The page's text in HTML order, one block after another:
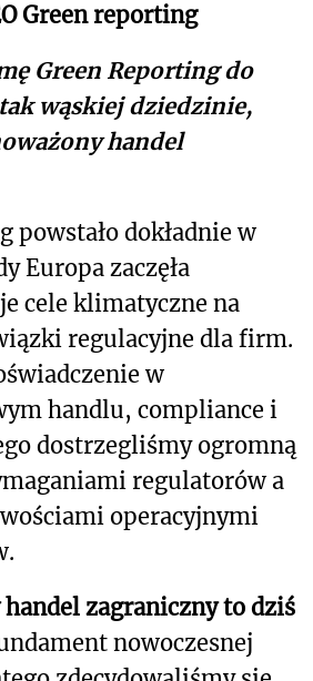
Green reporting
Green Reporting do
wąskiej dziedzinie,
handel
powstało dokładnie w
Europa zaczęła
cele klimatyczne na
regulacyjne dla firm.
w
handlu, compliance i
dostrzegliśmy ogromną
regulatorów a
operacyjnymi
zagraniczny to dziś
nowoczesnej